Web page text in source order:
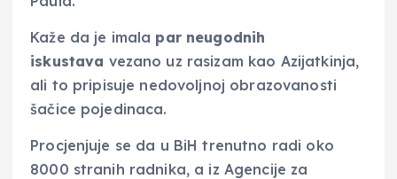
Kaže da je imala par neugodnih
iskustava vezano uz rasizam kao Azijatkinja,
ali to pripisuje nedovoljnoj obrazovanosti
šačice pojedinaca.
Procjenjuje se da u BiH trenutno radi oko
8000 stranih radnika, a iz Agencije za